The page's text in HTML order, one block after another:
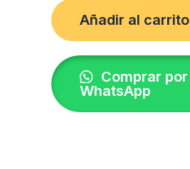
Añadir al carrito
Comprar por
WhatsApp